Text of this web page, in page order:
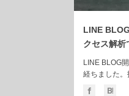
LINE
クセス解析
LINE BLOG
経ちました
(さらに…)